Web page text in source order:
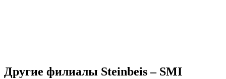
Другие филиалы Steinbeis – SMI